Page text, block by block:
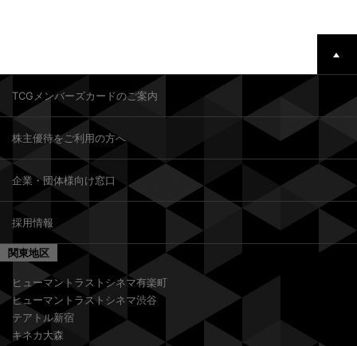
TCGメンバーズカードのご案内
株主優待をご利用の方へ
企業・団体様向け窓口
採用情報
関東地区
ヒューマントラストシネマ有楽町
ヒューマントラストシネマ渋谷
テアトル新宿
キネカ大森